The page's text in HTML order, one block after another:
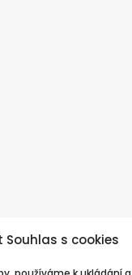
Souhlas s cookies